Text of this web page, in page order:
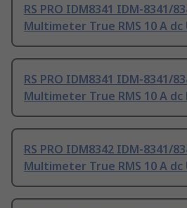
RS PRO IDM8341 IDM-8341/
Multimeter True RMS 10 A dc
RS PRO IDM8341 IDM-8341/
Multimeter True RMS 10 A dc
RS PRO IDM8342 IDM-8341/
Multimeter True RMS 10 A dc